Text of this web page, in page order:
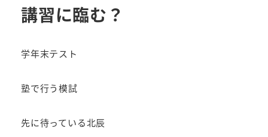
講習に臨む？
学年末テスト
塾で行う模試
先に待っている北辰